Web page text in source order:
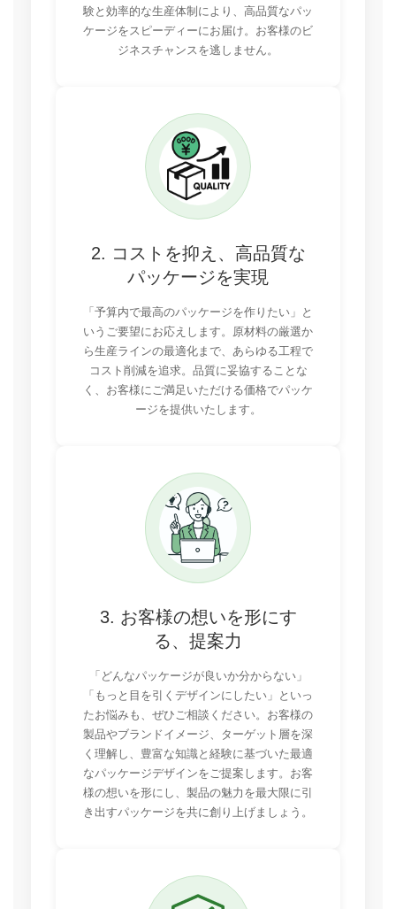
験と効率的な生産体制により、高品質なパッ
ケージをスピーディーにお届け。お客様のビ
ジネスチャンスを逃しません。
2. コストを抑え、高品質な
パッケージを実現
「予算内で最高のパッケージを作りたい」と
いうご要望にお応えします。原材料の厳選か
ら生産ラインの最適化まで、あらゆる工程で
コスト削減を追求。品質に妥協することな
く、お客様にご満足いただける価格でパッケ
ージを提供いたします。
3. お客様の想いを形にす
る、提案力
「どんなパッケージが良いか分からない」
「もっと目を引くデザインにしたい」といっ
たお悩みも、ぜひご相談ください。お客様の
製品やブランドイメージ、ターゲット層を深
く理解し、豊富な知識と経験に基づいた最適
なパッケージデザインをご提案します。お客
様の想いを形にし、製品の魅力を最大限に引
き出すパッケージを共に創り上げましょう。